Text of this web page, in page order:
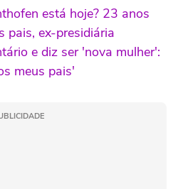
está hoje? 23 anos
pais, ex-presidiária
e diz ser 'nova mulher':
meus pais'